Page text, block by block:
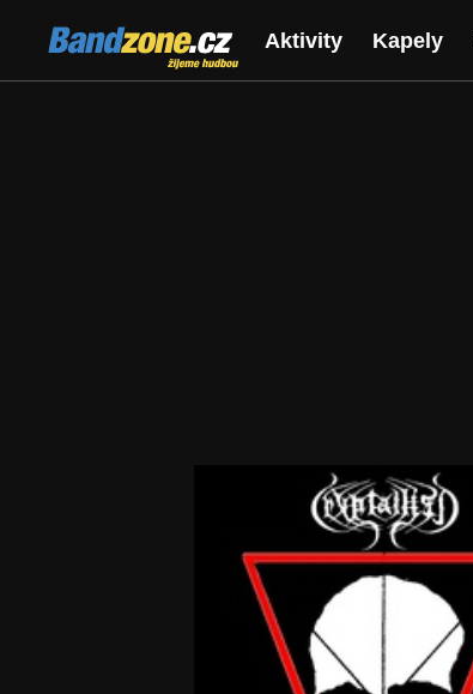
Bandzone.cz
žijeme hudbou
Aktivity Kapely